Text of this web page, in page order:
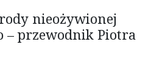
nieożywionej
– przewodnik Piotra